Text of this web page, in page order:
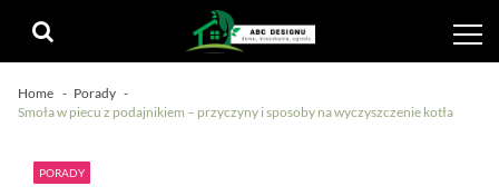
navigation
content
Home
Porady
Smoła w piecu z podajnikiem – przyczyny i sposoby na wyczyszczenie kotła
PORADY